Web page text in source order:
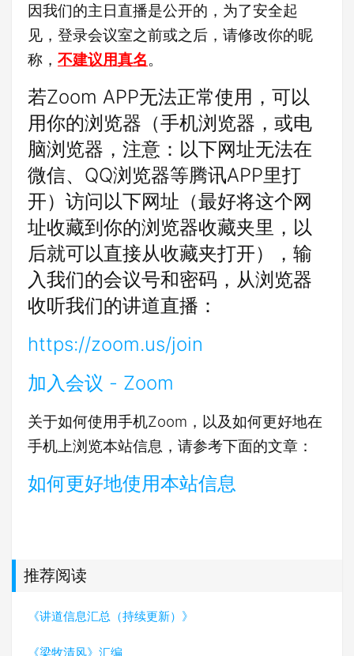
因我们的主日直播是公开的，为了安全起
见，登录会议室之前或之后，请修改你的昵
称， 不建议用真名。
若Zoom APP无法正常使用，可以
用你的浏览器（手机浏览器，或电
脑浏览器，注意：以下网址无法在
微信、QQ浏览器等腾讯APP里打
开）访问以下网址（最好将这个网
址收藏到你的浏览器收藏夹里，以
后就可以直接从收藏夹打开），输
入我们的会议号和密码，从浏览器
收听我们的讲道直播：
https://zoom.us/join
加入会议 - Zoom
关于如何使用手机Zoom，以及如何更好地在
手机上浏览本站信息，请参考下面的文章：
如何更好地使用本站信息
推荐阅读
《讲道信息汇总（持续更新）》
《梁牧清风》汇编